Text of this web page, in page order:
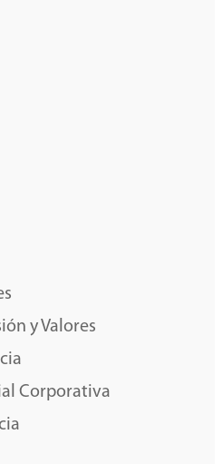
y Valores
Corporativa